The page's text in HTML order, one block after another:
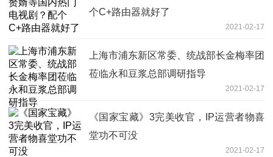
个C+路由器就好了
2021-02-17
上海市浦东新区常委、统战部长金梅率团
莅临永和豆浆总部调研指导
2021-02-17
《国家宝藏》3完美收官，IP运营者物喜
堂功不可没
2021-02-17